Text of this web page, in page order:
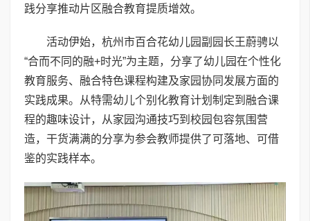
践分享推动片区融合教育提质增效。
活动伊始，杭州市百合花幼儿园副园长王蔚骋以
“合而不同的融+时光”为主题，分享了幼儿园在个性化
教育服务、融合特色课程构建及家园协同发展方面的
实践成果。从特需幼儿个别化教育计划制定到融合课
程的趣味设计，从家园沟通技巧到校园包容氛围营
造，干货满满的分享为参会教师提供了可落地、可借
鉴的实践样本。